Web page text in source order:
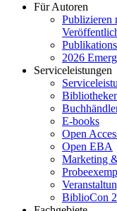
Für Autoren
Publizieren
2026
Serviceleistungen
E-books
Open
Open EBA
Marketing
BiblioCon